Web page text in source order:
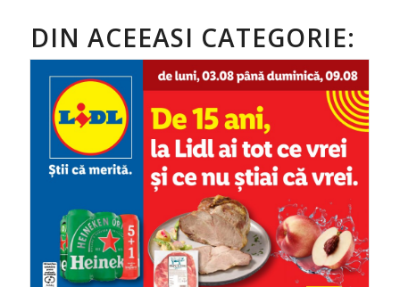
DIN ACEEASI CATEGORIE: